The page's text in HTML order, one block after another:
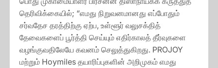
தெரிவிக்கையில்; “எமது நிறுவனமானது எப்போதும்
சர்வதேச தரத்திற்கு ஏற்ப, உள்ளூர் வலுசக்தித்
தேவைகளைப் பூர்த்தி செய்யும் எதிர்காலத் தீர்வுகளை
வழங்குவதிலேயே கவனம் செலுத்துகிறது. PROJOY
மற்றும் Hoymiles தயாரிப்புகளின் அறிமுகம் எமது